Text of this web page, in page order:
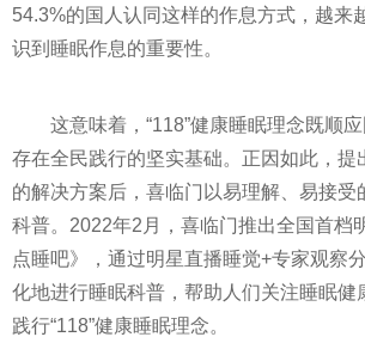
54.3%的国人认同这样的作息方式，越来
识到睡眠作息的重要性。
这意味着，“118”健康睡眠理念既顺
存在全民践行的坚实基础。正因如此，提
的解决方案后，喜临门以易理解、易接受
科普。2022年2月，喜临门推出全国首档
点睡吧》，通过明星直播睡觉+专家观察
化地进行睡眠科普，帮助人们关注睡眠健
践行“118”健康睡眠理念。